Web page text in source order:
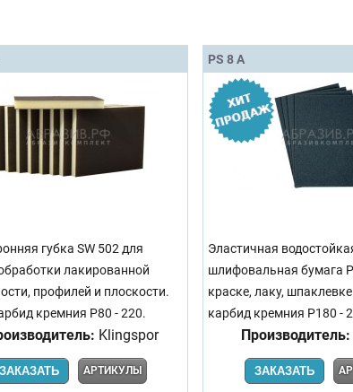
губка SW 502 для
лакированной
профилей и плоскости.
кремния Р80 - 220.
Klingspor
ЗАКАЗАТЬ АРТИКУЛЫ
PS 8 A
Эластичная
шлифовальная бумага
краске, лаку,
карбид кремния Р180 -
Производитель:
ЗАКАЗАТЬ